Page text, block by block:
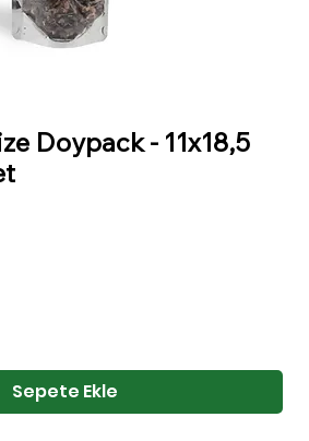
Doypack - 11x18,5
Sepete Ekle